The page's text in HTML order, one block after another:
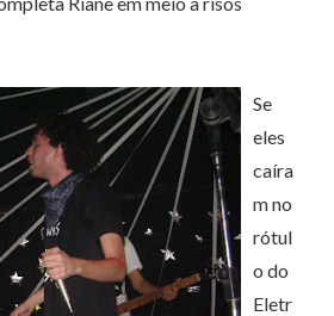
Se
eles
caíra
m no
rótul
o do
Eletr